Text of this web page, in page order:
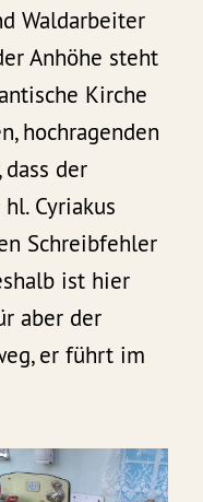
Waldarbeiter
Anhöhe steht
Kirche
hochragenden
der
Cyriakus
Schreibfehler
ist hier
aber der
er führt im